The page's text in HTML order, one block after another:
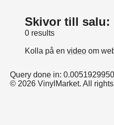
Skivor till salu:
0 results
Kolla på en video om
Query done in:
© 2026 VinylMarket. All